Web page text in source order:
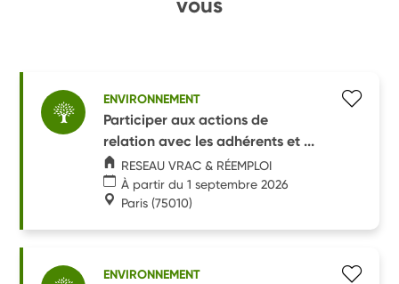
ENVIRONNEMENT
Participer aux actions de
relation avec les adhérents et ...
RESEAU VRAC & RÉEMPLOI
À partir du 1 septembre 2026
Paris (75010)
ENVIRONNEMENT